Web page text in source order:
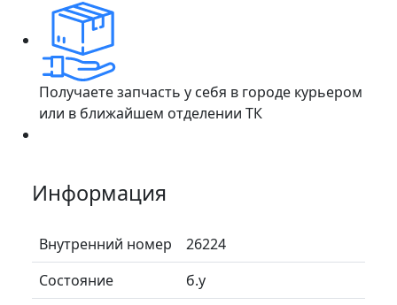
Получаете запчасть у себя в городе курьером
или в ближайшем отделении ТК
Информация
Внутренний номер
26224
Состояние
б.у